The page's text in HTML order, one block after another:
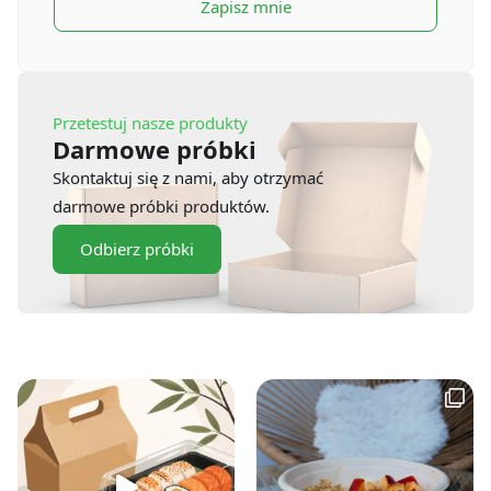
Zapisz mnie
Przetestuj nasze produkty
Darmowe próbki
Skontaktuj się z nami, aby otrzymać
darmowe próbki produktów.
Odbierz próbki